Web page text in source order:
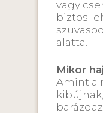
vagy
biztos
alatta.
Mikor
Amint a